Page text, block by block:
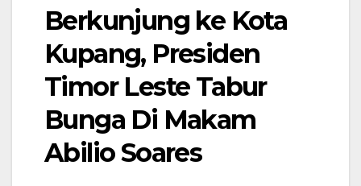
Berkunjung ke Kota
Kupang, Presiden
Timor Leste Tabur
Bunga Di Makam
Abilio Soares